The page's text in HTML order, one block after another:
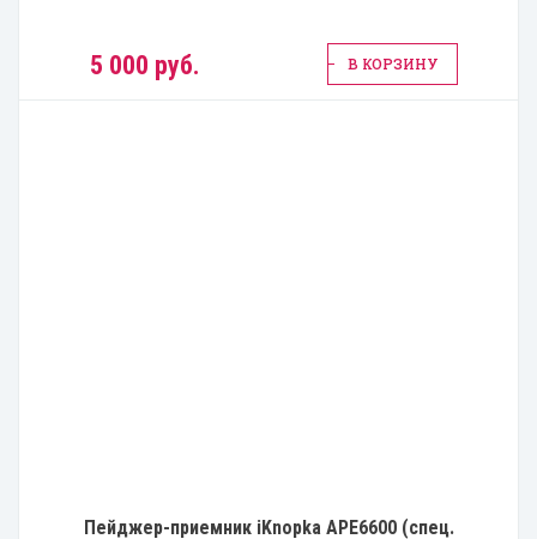
5 000 руб. В КОРЗИНУ
Пейджер-приемник iKnopka APE6600 (спец.